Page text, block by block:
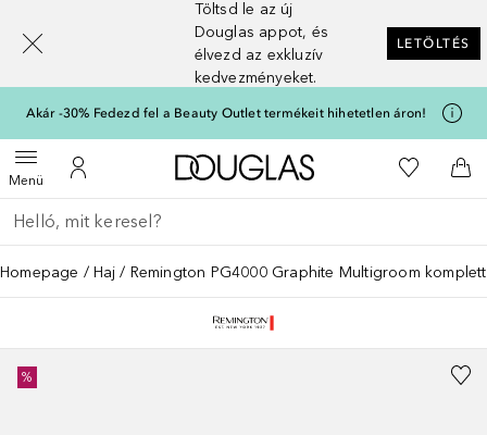
Töltsd le az új
Douglas appot, és
élvezd az exkluzív
kedvezményeket.
LETÖLTÉS
Akár -30% Fedezd fel a Beauty Outlet termékeit hihetetlen áron!
MenüMenü megnyitása
A fiókomhoz
A Douglas Főoldalra
A
Menj vissza
Keresés végrehajtása
Homepage Haj Remington PG4000 Graphite Multigroom
%
[navigation.slideout.screenreader]